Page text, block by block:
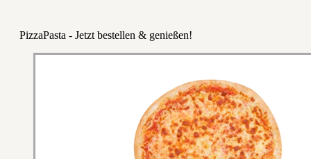
PizzaPasta - Jetzt bestellen & genießen!